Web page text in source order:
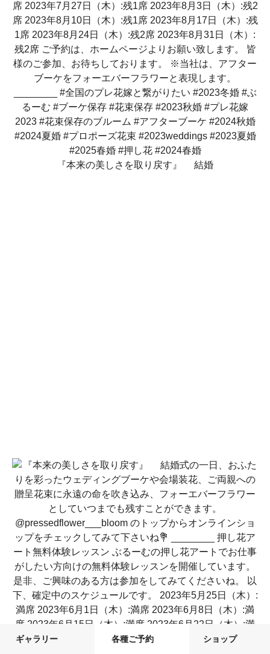
ギャラリー 各種ご予約 ショップ
『本来の美しさを取り戻す』 結婚